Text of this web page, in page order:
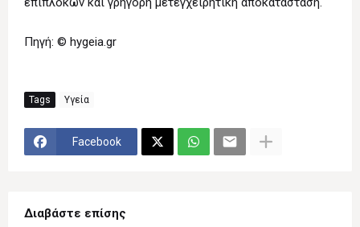
Πηγή: © hygeia.gr
Tags Υγεία
Facebook
Διαβάστε επίσης